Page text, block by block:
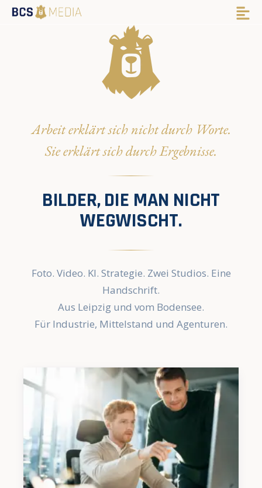
Arbeit erklärt sich nicht durch Worte.
Sie erklärt sich durch Ergebnisse.
BILDER, DIE MAN NICHT
WEGWISCHT.
Foto. Video. KI. Strategie. Zwei Studios. Eine
Handschrift.
Aus Leipzig und vom Bodensee.
Für Industrie, Mittelstand und Agenturen.